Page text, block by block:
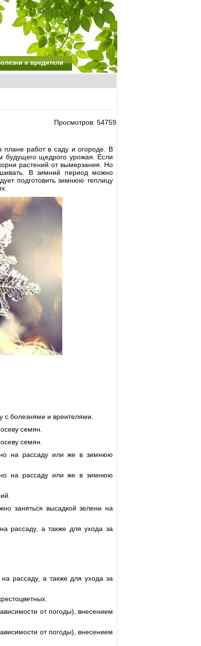
и вредители
Просмотров: 54759
работ в саду и огороде. В
будущего щедрого урожая. Если
растений от вымерзания. Но
В зимний период можно
подготовить зимнюю теплицу
болезнями и вреителями.
семян.
семян.
на рассаду или же в зимнюю
на рассаду или же в зимнюю
заняться высадкой зелени на
рассаду, а также для ухода за
рассаду, а также для ухода за
от погоды), внесением
от погоды), внесением